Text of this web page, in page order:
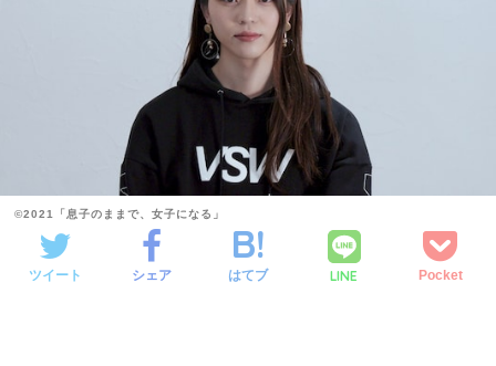
©2021「息子のままで、女子になる」
ツイート シェア はてブ LINE Pocket